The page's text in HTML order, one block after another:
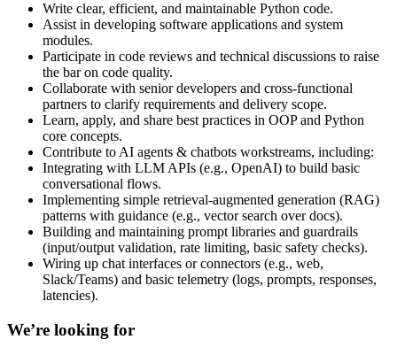
Write clear, efficient, and maintainable Python code.
Assist in developing software applications and system
modules.
Participate in code reviews and technical discussions to raise
the bar on code quality.
Collaborate with senior developers and cross-functional
partners to clarify requirements and delivery scope.
Learn, apply, and share best practices in OOP and Python
core concepts.
Contribute to AI agents & chatbots workstreams, including:
Integrating with LLM APIs (e.g., OpenAI) to build basic
conversational flows.
Implementing simple retrieval-augmented generation (RAG)
patterns with guidance (e.g., vector search over docs).
Building and maintaining prompt libraries and guardrails
(input/output validation, rate limiting, basic safety checks).
Wiring up chat interfaces or connectors (e.g., web,
Slack/Teams) and basic telemetry (logs, prompts, responses,
latencies).
We’re looking for